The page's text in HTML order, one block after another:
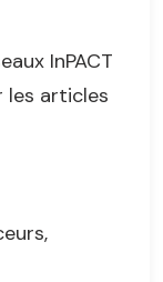
InPACT
les articles